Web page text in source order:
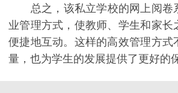
总之，该私立学校的网上阅卷
业管理方式，使教师、学生和家长
便捷地互动。这样的高效管理方式
量，也为学生的发展提供了更好的